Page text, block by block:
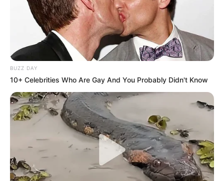
Entre as transferências destacam-se valores expressivos
direcionados a
municípios de diferentes regiões.
BUZZ DAY
10+ Celebrities Who Are Gay And You Probably Didn't Know